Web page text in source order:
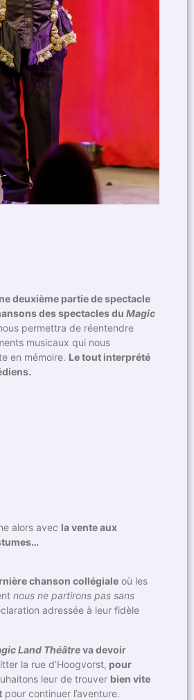
deuxième partie de spectacle
des spectacles du Magic
permettra de réentendre
musicaux qui nous
en mémoire. Le tout interprété
alors avec la vente aux
chanson collégiale où les
nous ne partirons pas sans
adressée à leur fidèle
Land Théâtreva devoir
la rue d’Hoogvorst, pour
leur de trouver bien vite
pour continuer l’aventure.